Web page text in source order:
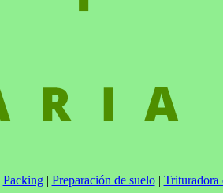
Packing| Preparación de suelo| Trituradora